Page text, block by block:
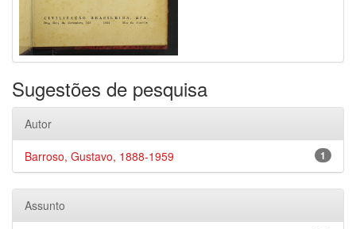
Sugestões de pesquisa
Autor
1
Barroso, Gustavo, 1888-1959
Assunto